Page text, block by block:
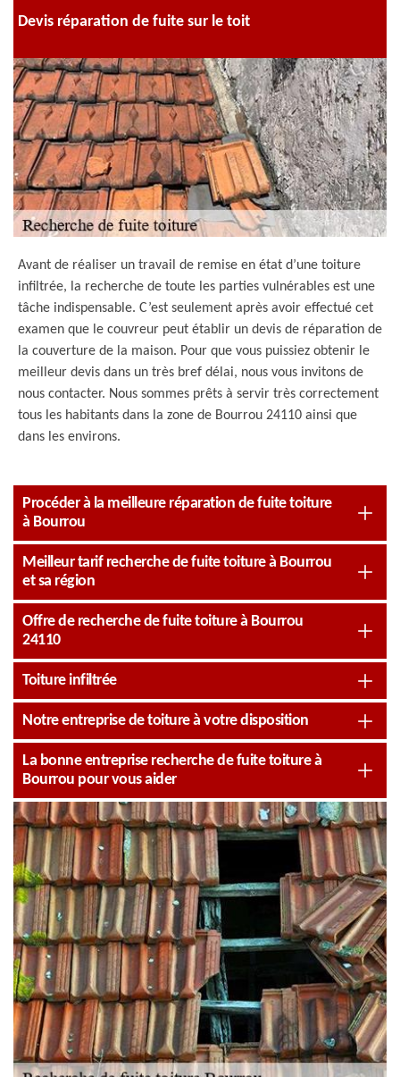
Devis réparation de fuite sur le toit
Avant de réaliser un travail de remise en état d’une toiture
infiltrée, la recherche de toute les parties vulnérables est une
tâche indispensable. C’est seulement après avoir effectué cet
examen que le couvreur peut établir un devis de réparation de
la couverture de la maison. Pour que vous puissiez obtenir le
meilleur devis dans un très bref délai, nous vous invitons de
nous contacter. Nous sommes prêts à servir très correctement
tous les habitants dans la zone de Bourrou 24110 ainsi que
dans les environs.
Procéder à la meilleure réparation de fuite toiture
à Bourrou
Meilleur tarif recherche de fuite toiture à Bourrou
et sa région
Offre de recherche de fuite toiture à Bourrou
24110
Toiture infiltrée
Notre entreprise de toiture à votre disposition
La bonne entreprise recherche de fuite toiture à
Bourrou pour vous aider